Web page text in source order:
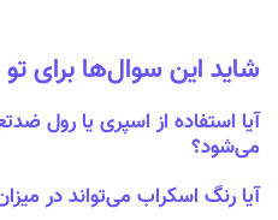
شاید این سوال‌ها برای
آیا استفاده از اسپری یا رول
می‌شود؟
آیا رنگ اسکراب می‌تواند در